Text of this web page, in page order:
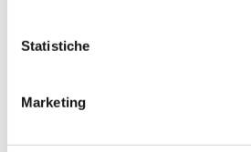
Statistiche
Marketing
L'avventura di
anni da vice
Montegranaro,
centrocampo: Paolini e